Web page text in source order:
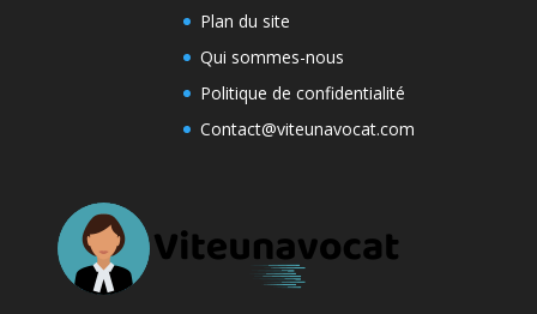
Plan du site
Qui sommes-nous
Politique de confidentialité
Contact@viteunavocat.com